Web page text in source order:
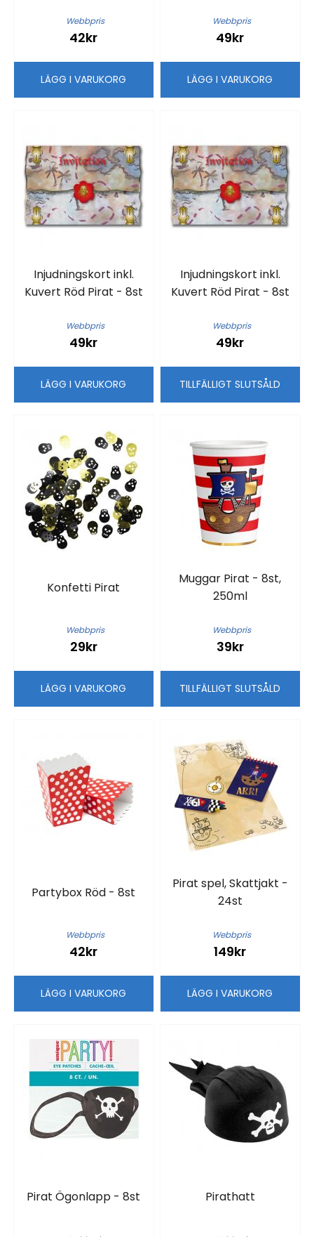
Webbpris
42kr
LÄGG I VARUKORG
Webbpris
49kr
LÄGG I VARUKORG
Injudningskort inkl.
Kuvert Röd Pirat - 8st
Webbpris
49kr
LÄGG I VARUKORG
Injudningskort inkl.
Kuvert Röd Pirat - 8st
Webbpris
49kr
TILLFÄLLIGT SLUTSÅLD
Konfetti Pirat
Webbpris
29kr
LÄGG I VARUKORG
Muggar Pirat - 8st,
250ml
Webbpris
39kr
TILLFÄLLIGT SLUTSÅLD
Partybox Röd - 8st
Webbpris
42kr
LÄGG I VARUKORG
Pirat spel, Skattjakt -
24st
Webbpris
149kr
LÄGG I VARUKORG
Pirat Ögonlapp - 8st Pirathatt